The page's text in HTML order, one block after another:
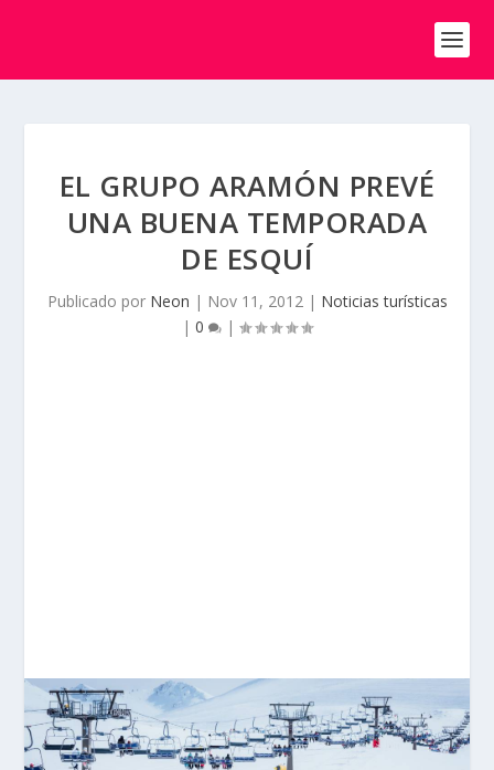
EL GRUPO ARAMÓN PREVÉ
UNA BUENA TEMPORADA
DE ESQUÍ
Publicado por Neon | Nov 11, 2012| Noticias turísticas
| 0 |